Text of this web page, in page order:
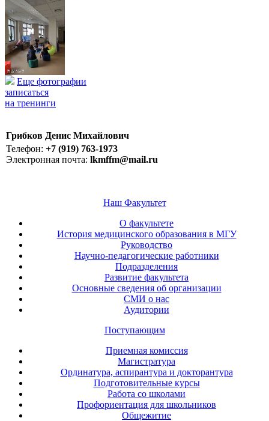
Еще фотографии
записаться
на тренинги
Грибков Денис Михайлович
Телефон: +7 (919) 763-1973
Электронная почта: lkmffm@mail.ru
Наш Факультет
О факультете
История медицинского образования в МГУ
Руководство
Научно-педагогические работники
Подразделения
Развитие факультета
Основные сведения об организации
СМИ о нас
Аудитории
Поступающим
Приемная комиссия
Магистратура
Ординатура, аспирантура и докторантура
Подготовительные курсы
Работа со школами
Профориентация для школьников
Общежитие